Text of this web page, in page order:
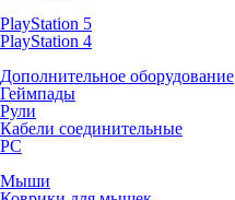
PlayStation 5
PlayStation 4
Дополнительное оборудование
Геймпады
Рули
Кабели соединительные
PC
Мыши